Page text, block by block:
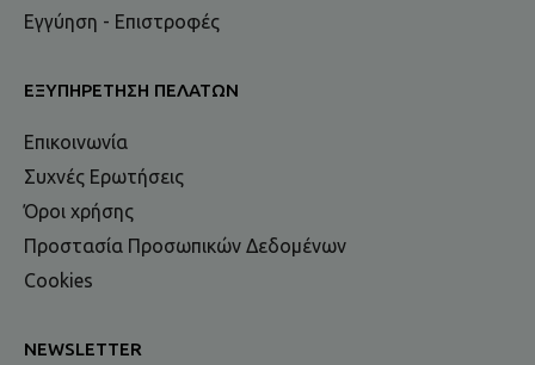
Εγγύηση - Επιστροφές
ΕΞΥΠΗΡΈΤΗΣΗ ΠΕΛΑΤΏΝ
Επικοινωνία
Συχνές Ερωτήσεις
Όροι χρήσης
Προστασία Προσωπικών Δεδομένων
Cookies
NEWSLETTER